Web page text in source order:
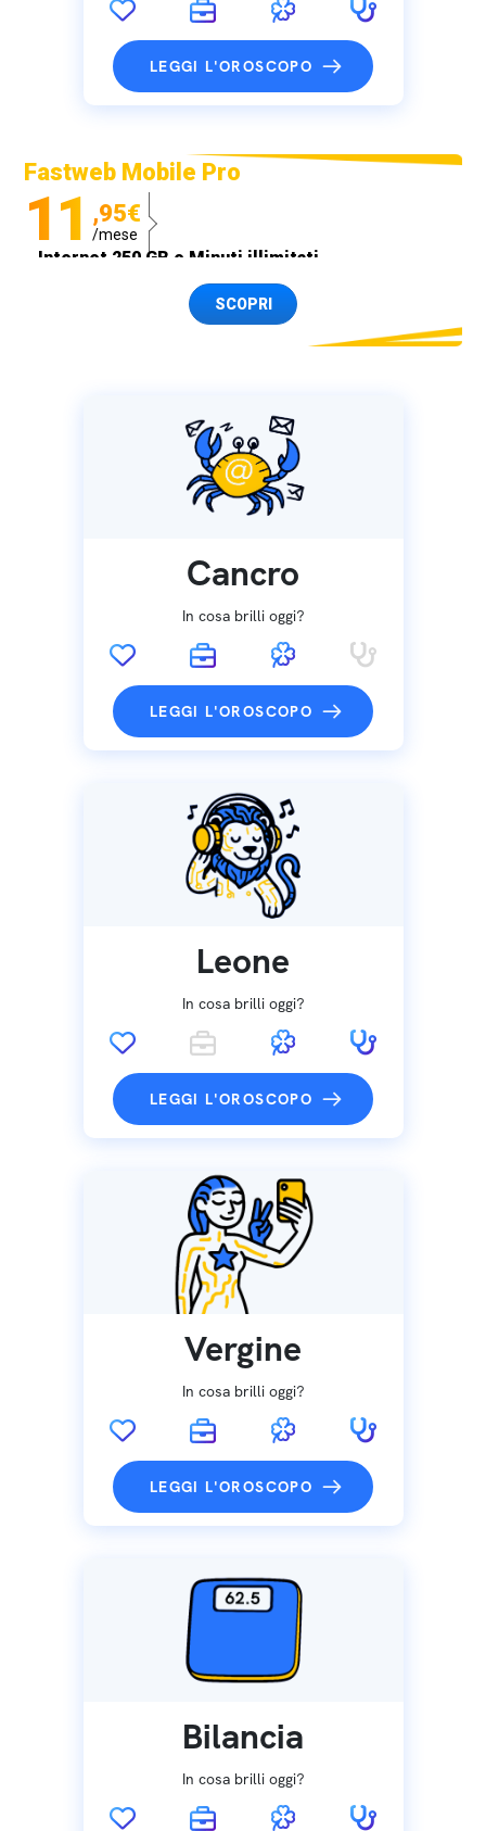
LEGGI L'OROSCOPO
Fastweb Mobile Pro
11 ,95€
/mese
Internet 250 GB e Minuti illimitati
Spedizione SIM GRATISSCOPRI
Cancro
In cosa brilli oggi?
LEGGI L'OROSCOPO
Leone
In cosa brilli oggi?
LEGGI L'OROSCOPO
Vergine
In cosa brilli oggi?
LEGGI L'OROSCOPO
Bilancia
In cosa brilli oggi?